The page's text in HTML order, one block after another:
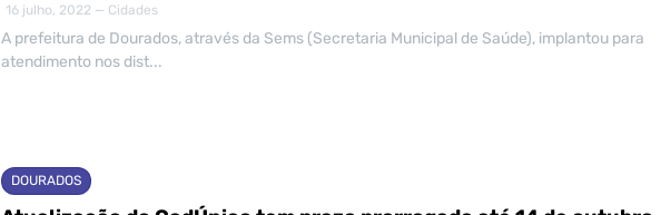
16 julho, 2022 — Cidades
A prefeitura de Dourados, através da Sems (Secretaria Municipal de Saúde), implantou para
atendimento nos dist...
DOURADOS